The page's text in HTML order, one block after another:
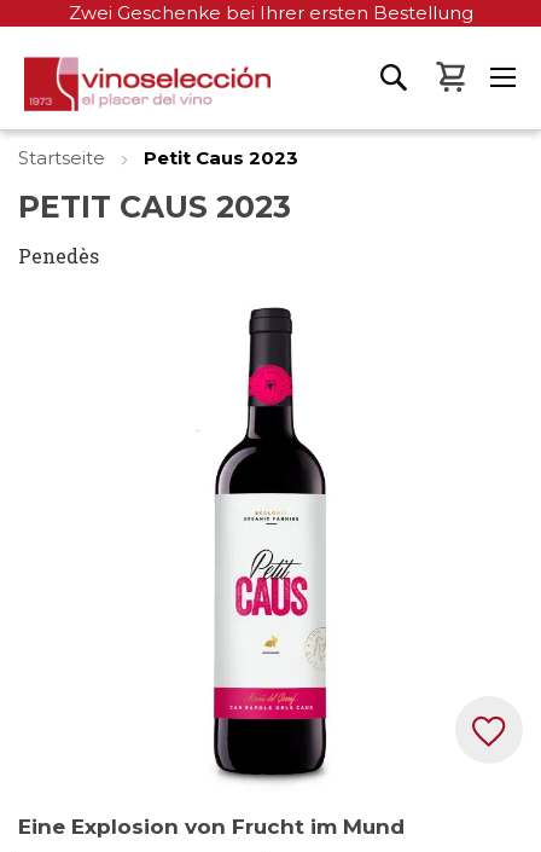
Zwei Geschenke bei Ihrer ersten Bestellung
Mein
Startseite Petit Caus 2023
PETIT CAUS 2023
Penedès
Anfang
Eine Explosion von Frucht im Mund